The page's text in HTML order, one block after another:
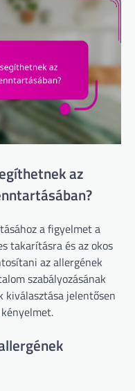
az
a figyelmet a
takarításra és az okos
az allergének
szabályozásának
kiválasztása jelentősen